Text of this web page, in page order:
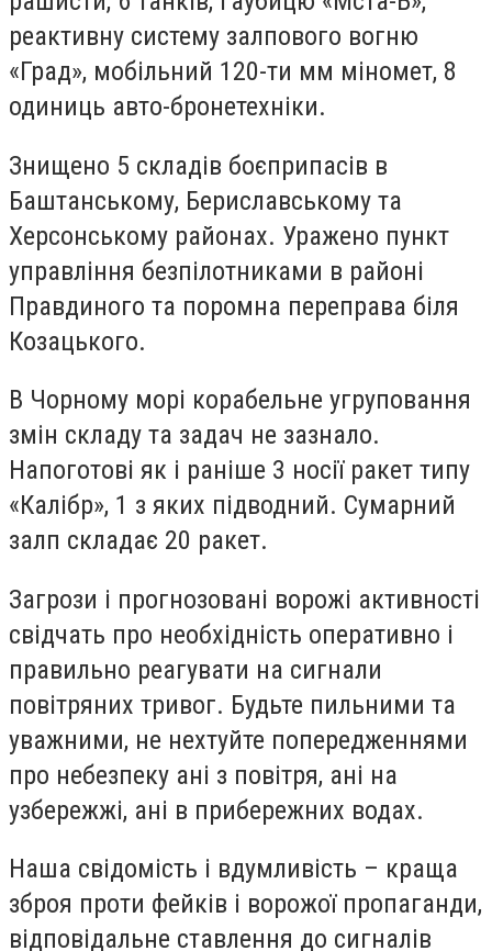
реактивну систему залпового вогню
«Град», мобільний 120-ти мм міномет, 8
одиниць авто-бронетехніки.
Знищено 5 складів боєприпасів в
Баштанському, Бериславському та
Херсонському районах. Уражено пункт
управління безпілотниками в районі
Правдиного та поромна переправа біля
Козацького.
В Чорному морі корабельне угруповання
змін складу та задач не зазнало.
Напоготові як і раніше 3 носії ракет типу
«Калібр», 1 з яких підводний. Сумарний
залп складає 20 ракет.
Загрози і прогнозовані ворожі активності
свідчать про необхідність оперативно і
правильно реагувати на сигнали
повітряних тривог. Будьте пильними та
уважними, не нехтуйте попередженнями
про небезпеку ані з повітря, ані на
узбережжі, ані в прибережних водах.
Наша свідомість і вдумливість – краща
зброя проти фейків і ворожої пропаганди,
відповідальне ставлення до сигналів